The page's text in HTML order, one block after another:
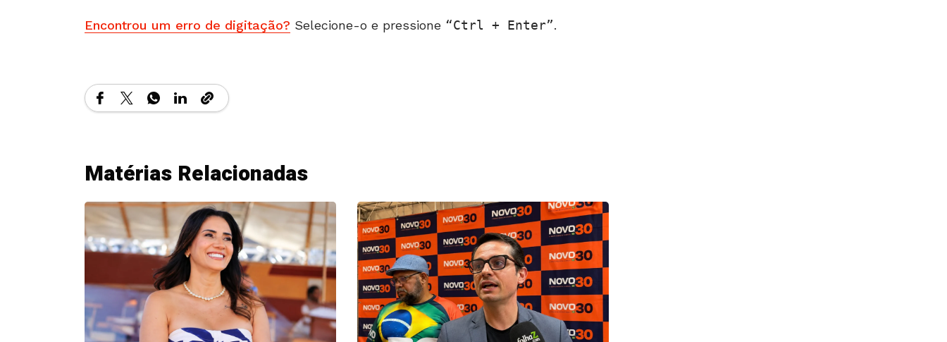
Encontrou um erro de digitação? Selecione-o e pressione Ctrl + Enter .
Matérias Relacionadas